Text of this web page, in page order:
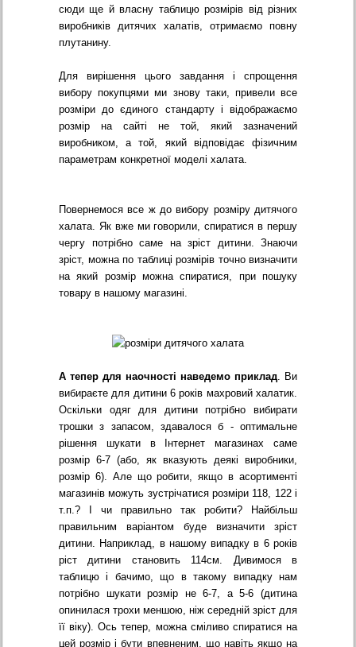
сюди ще й власну таблицю розмірів від різних
виробників дитячих халатів, отримаємо повну
плутанину.
Для вирішення цього завдання і спрощення
вибору покупцями ми знову таки, привели все
розміри до єдиного стандарту і відображаємо
розмір на сайті не той, який зазначений
виробником, а той, який відповідає фізичним
параметрам конкретної моделі халата.
Повернемося все ж до вибору розміру дитячого
халата. Як вже ми говорили, спиратися в першу
чергу потрібно саме на зріст дитини. Знаючи
зріст, можна по таблиці розмірів точно визначити
на який розмір можна спиратися, при пошуку
товару в нашому магазині.
А тепер для наочності наведемо приклад. Ви
вибираєте для дитини 6 років махровий халатик.
Оскільки одяг для дитини потрібно вибирати
трошки з запасом, здавалося б - оптимальне
рішення шукати в Інтернет магазинах саме
розмір 6-7 (або, як вказують деякі виробники,
розмір 6). Але що робити, якщо в асортименті
магазинів можуть зустрічатися розміри 118, 122 і
т.п.? І чи правильно так робити? Найбільш
правильним варіантом буде визначити зріст
дитини. Наприклад, в нашому випадку в 6 років
ріст дитини становить 114см. Дивимося в
таблицю і бачимо, що в такому випадку нам
потрібно шукати розмір не 6-7, а 5-6 (дитина
опинилася трохи меншою, ніж середній зріст для
її віку). Ось тепер, можна сміливо спиратися на
цей розмір і бути впевненим, що навіть якщо на